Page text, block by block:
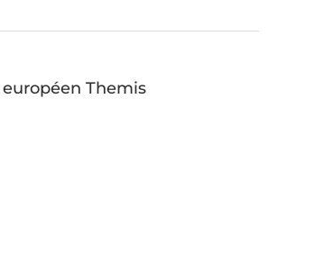
Themis
et de Hongrie, lors de la
judiciaire sur le thème